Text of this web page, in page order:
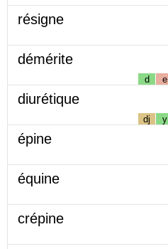
résigne
démérite
d e
diurétique
dj y
épine
équine
crépine